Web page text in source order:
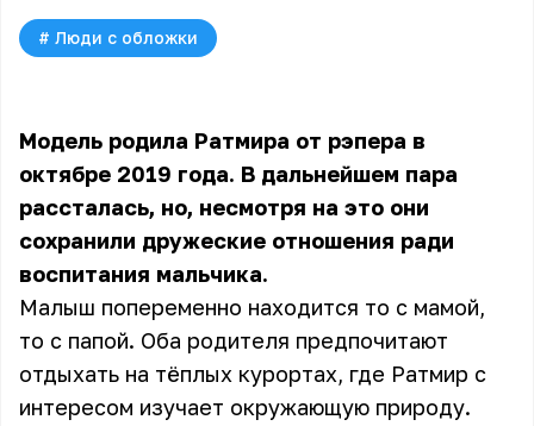
# Люди с обложки
Модель родила Ратмира от рэпера в
октябре 2019 года. В дальнейшем пара
рассталась, но, несмотря на это они
сохранили дружеские отношения ради
воспитания мальчика.
Малыш попеременно находится то с мамой,
то с папой. Оба родителя предпочитают
отдыхать на тёплых курортах, где Ратмир с
интересом изучает окружающую природу.